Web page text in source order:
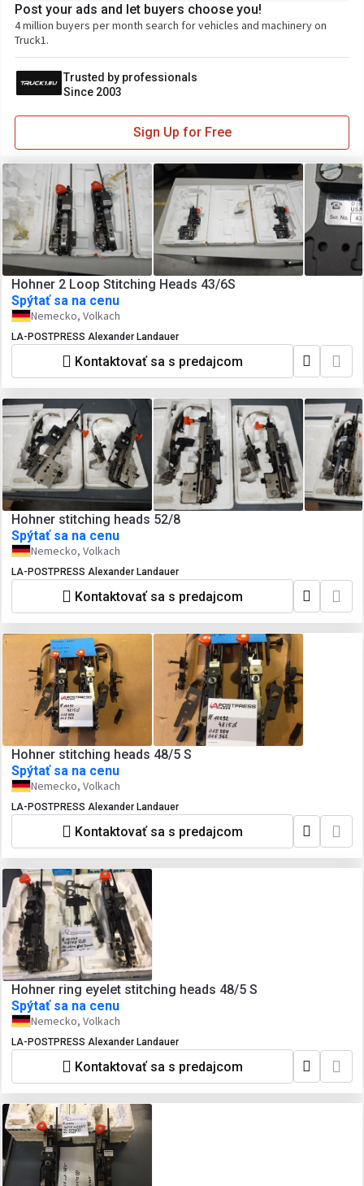
Post your ads and let buyers choose you!
4 million buyers per month search for vehicles and machinery on
Truck1.
Trusted by professionals
Since 2003
Sign Up for Free
Hohner 2 Loop Stitching Heads 43/6S
Spýtať sa na cenu
Nemecko, Volkach
LA-POSTPRESS Alexander Landauer
Kontaktovať sa s predajcom
Hohner stitching heads 52/8
Spýtať sa na cenu
Nemecko, Volkach
LA-POSTPRESS Alexander Landauer
Kontaktovať sa s predajcom
Hohner stitching heads 48/5 S
Spýtať sa na cenu
Nemecko, Volkach
LA-POSTPRESS Alexander Landauer
Kontaktovať sa s predajcom
Hohner ring eyelet stitching heads 48/5 S
Spýtať sa na cenu
Nemecko, Volkach
LA-POSTPRESS Alexander Landauer
Kontaktovať sa s predajcom